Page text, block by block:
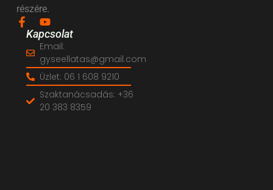
részére.
Kapcsolat
Email:
gyseellatas@gmail.com
Üzlet: 06 1 608 9210
Szaktanácsadás: +36
20 383 8359